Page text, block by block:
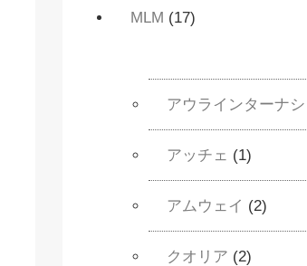
MLM (17)
アウラインターナ
アッチェ (1)
アムウェイ (2)
クオリア (2)